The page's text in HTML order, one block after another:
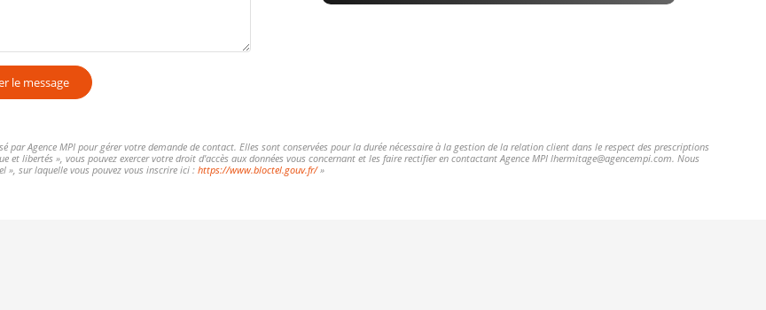
le message
Agence MPI pour gérer votre demande de contact. Elles sont conservées pour la durée nécessaire à la gestion de la relation client dans le respect des prescriptions
libertés », vous pouvez exercer votre droit d'accès aux données vous concernant et les faire rectifier en contactant Agence MPI lhermitage@agencempi.com. Nous
», sur laquelle vous pouvez vous inscrire ici : https://www.bloctel.gouv.fr/»